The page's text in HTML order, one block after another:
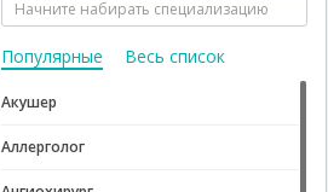
Популярные Весь список
Акушер
Аллерголог